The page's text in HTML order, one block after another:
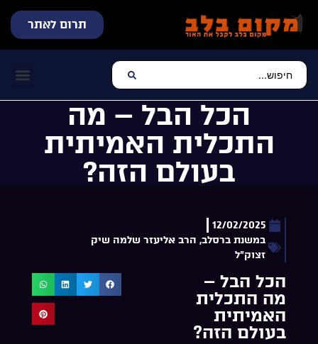
תרום לאתר
הכל הבל – מה
התכלית האמיתית
בעולם הזה?
12/02/2025
במשנת ברסלב, הרב אליעזר שלמה שיק
זצוק"ל
הכל הבל –
מה התכלית
האמיתית
בעולם הזה?